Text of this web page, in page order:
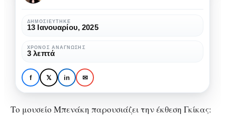
ΜΟΥΣΕΊΑ ΠΟΛΙΤΙΣΜΌΣ
Έκθεση Γκίκας: Ταξίδι
από τη Δύση στην
Ανατολή
Γκίκας:
Ταξίδι
από
Δύση
στην
Ανατολή
ΔΗΜΟΣΙΕΎΤΗΚΕ
13 Ιανουαρίου, 2025
ΧΡΌΝΟΣ ΑΝΆΓΝΩΣΗΣ
3 λεπτά
f 𝕏 in ✉
Το μουσείο Μπενάκη παρουσιάζει την έκθεση Γκίκας: